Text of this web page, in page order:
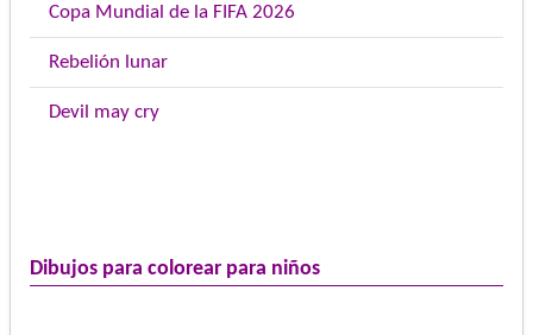
Copa Mundial de la FIFA 2026
Rebelión lunar
Devil may cry
Dibujos para colorear para niños